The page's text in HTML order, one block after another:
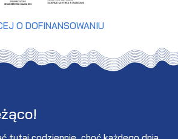
O DOFINANSOWANIU